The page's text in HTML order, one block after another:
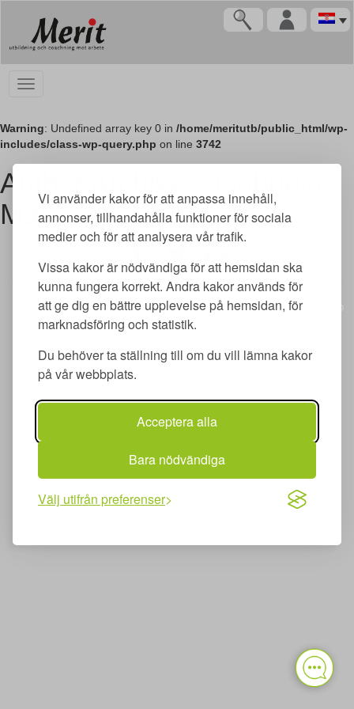
Vi använder kakor för att anpassa innehåll,
annonser, tillhandahålla funktioner för sociala
medier och för att analysera vår trafik.
Vissa kakor är nödvändiga för att hemsidan ska
kunna fungera korrekt. Andra kakor används för
att ge dig en bättre upplevelse på hemsidan, för
marknadsföring och statistik.
Du behöver ta ställning till om du vill lämna kakor
på vår webbplats.
Acceptera alla
Bara nödvändiga
Välj utifrån preferenser
Warning: Undefined array key 0 in /home/meritutb/public_html/wp-
includes/class-wp-query.php on line 3742
Author Archives: Gabriela
Mas
Merit utbildning AB | Adlerfelts väg 2 C | 213 65 Malmö | merit@meritutbildning.com
Copyright © Merit utbildning AB 2026 | www.meritutbildning.com